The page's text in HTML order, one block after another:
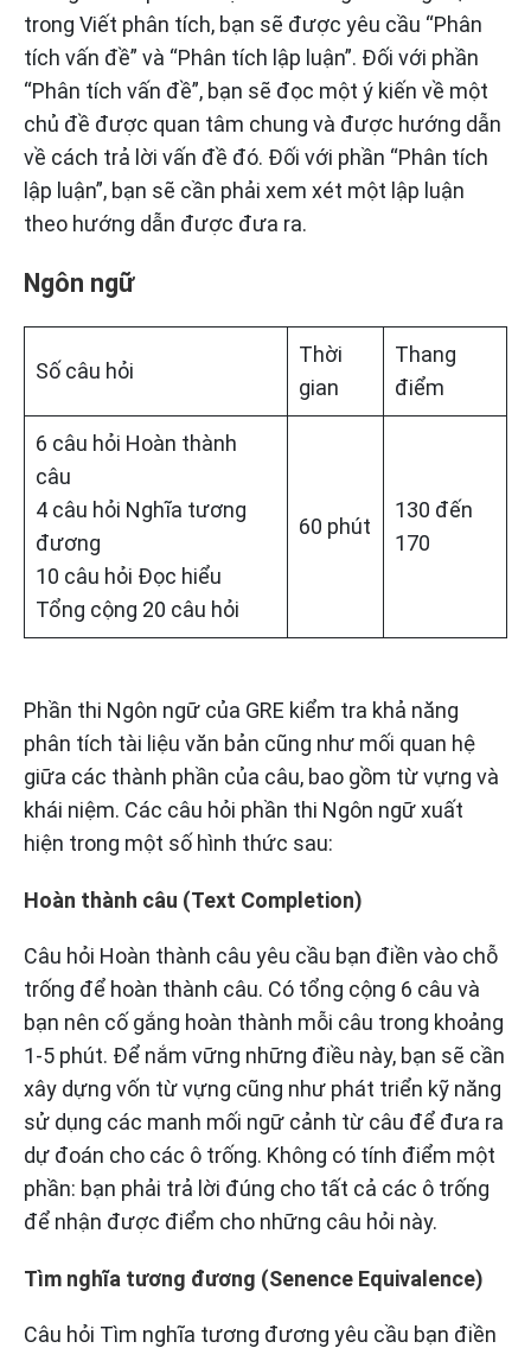
trong Viết phân tích, bạn sẽ được yêu cầu “Phân
tích vấn đề” và “Phân tích lập luận”. Đối với phần
“Phân tích vấn đề”, bạn sẽ đọc một ý kiến về một
chủ đề được quan tâm chung và được hướng dẫn
về cách trả lời vấn đề đó. Đối với phần “Phân tích
lập luận”, bạn sẽ cần phải xem xét một lập luận
theo hướng dẫn được đưa ra.
Ngôn ngữ
Số câu hỏi
Thời
gian
Thang
điểm
6 câu hỏi Hoàn thành
câu
4 câu hỏi Nghĩa tương
đương
10 câu hỏi Đọc hiểu
Tổng cộng 20 câu hỏi
60 phút
130 đến
170
Phần thi Ngôn ngữ của GRE kiểm tra khả năng
phân tích tài liệu văn bản cũng như mối quan hệ
giữa các thành phần của câu, bao gồm từ vựng và
khái niệm. Các câu hỏi phần thi Ngôn ngữ xuất
hiện trong một số hình thức sau:
Hoàn thành câu (Text Completion)
Câu hỏi Hoàn thành câu yêu cầu bạn điền vào chỗ
trống để hoàn thành câu. Có tổng cộng 6 câu và
bạn nên cố gắng hoàn thành mỗi câu trong khoảng
1-5 phút. Để nắm vững những điều này, bạn sẽ cần
xây dựng vốn từ vựng cũng như phát triển kỹ năng
sử dụng các manh mối ngữ cảnh từ câu để đưa ra
dự đoán cho các ô trống. Không có tính điểm một
phần: bạn phải trả lời đúng cho tất cả các ô trống
để nhận được điểm cho những câu hỏi này.
Tìm nghĩa tương đương (Senence Equivalence)
Câu hỏi Tìm nghĩa tương đương yêu cầu bạn điền